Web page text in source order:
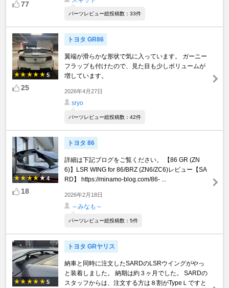
77
パーツレビュー総投稿数：33件
5
25
トヨタ GR86
翼端が滑らかな形状で気に入っています。 ガーニー
フラップも付けたので、見た目も少しボリュームが
増しています。
2026年4月27日
sryo
パーツレビュー総投稿数：42件
4
18
トヨタ 86
詳細は下記ブログをご覧ください。 【86 GR (ZN
6)】LSR WING for 86/BRZ (ZN6/ZC6)レビュー【SA
RD】 https://minamo-blog.com/86- ...
2026年2月18日
～みなも～
パーツレビュー総投稿数：5件
5
トヨタ GRヤリス
納車と同時に注文したSARDのLSRウイングがやっ
と装着しました。 納期は約３ヶ月でした。 SARDの
スタッフからは、注文する方は８割がTypeＬですと